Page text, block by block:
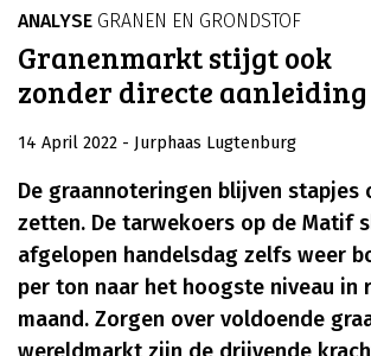
ANALYSE GRANEN EN GRONDSTOF
Granenmarkt stijgt ook
zonder directe aanleiding
14 April 2022 - Jurphaas Lugtenburg
De graannoteringen blijven stapjes
zetten. De tarwekoers op de Matif
afgelopen handelsdag zelfs weer
per ton naar het hoogste niveau in
maand. Zorgen over voldoende